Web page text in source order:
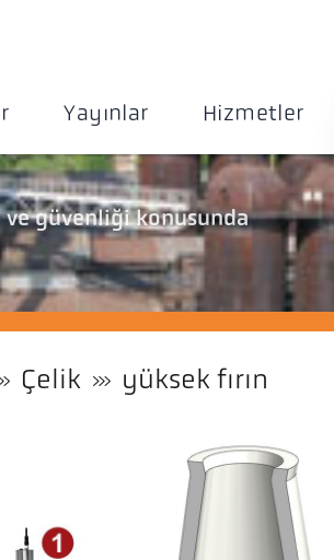
Yayınlar Hizmetler
ve güvenliği konusunda
Çelik yüksek fırın